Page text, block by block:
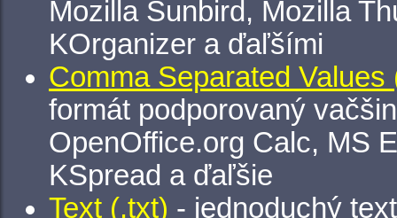
Mozilla Sunbird, Mozilla
KOrganizer a ďaľšími
Comma Separated Values
formát podporovaný
OpenOffice.org Calc, MS
KSpread a ďaľšie
Text (.txt) - jednoduchý